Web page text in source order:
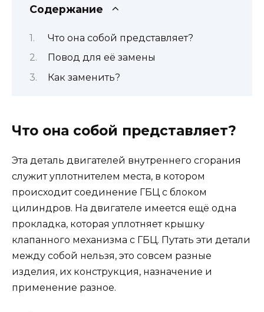
Содержание
Что она собой представляет?
Повод для её замены
Как заменить?
Что она собой представляет?
Эта деталь двигателей внутреннего сгорания
служит уплотнителем места, в котором
происходит соединение ГБЦ с блоком
цилиндров. На двигателе имеется ещё одна
прокладка, которая уплотняет крышку
клапанного механизма с ГБЦ. Путать эти детали
между собой нельзя, это совсем разные
изделия, их конструкция, назначение и
применение разное.